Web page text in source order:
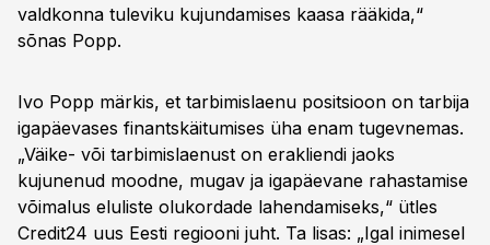
valdkonna tuleviku kujundamises kaasa rääkida,“
sõnas Popp.
Ivo Popp märkis, et tarbimislaenu positsioon on tarbija
igapäevases finantskäitumises üha enam tugevnemas.
„Väike- või tarbimislaenust on erakliendi jaoks
kujunenud moodne, mugav ja igapäevane rahastamise
võimalus eluliste olukordade lahendamiseks,“ ütles
Credit24 uus Eesti regiooni juht. Ta lisas: „Igal inimesel